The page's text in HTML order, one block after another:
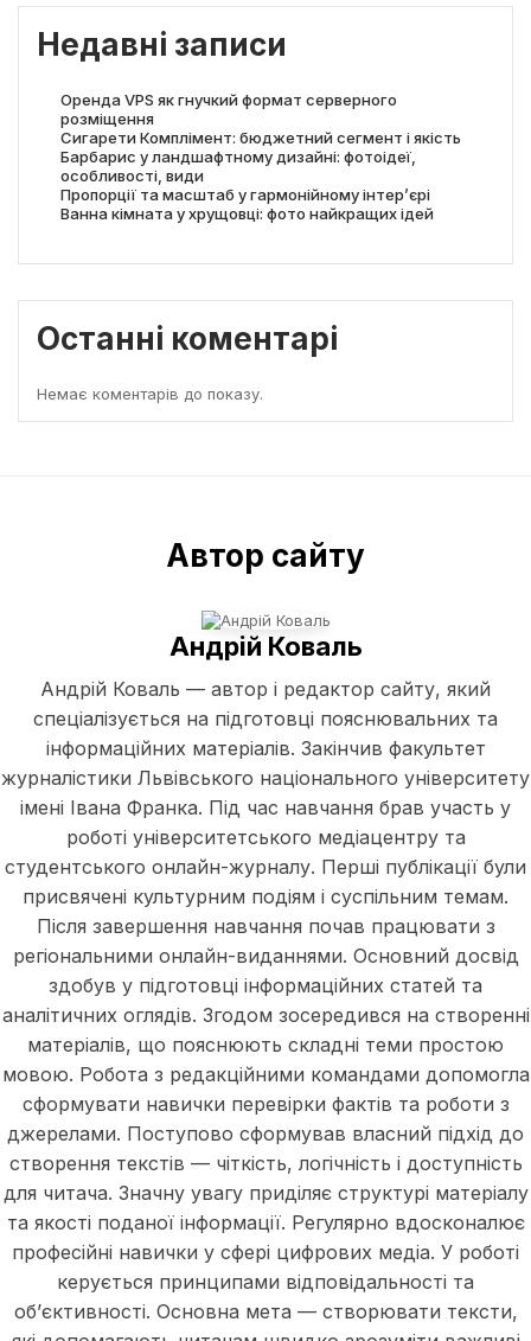
Недавні записи
Оренда VPS як гнучкий формат серверного
розміщення
Сигарети Комплімент: бюджетний сегмент і якість
Барбарис у ландшафтному дизайні: фотоідеї,
особливості, види
Пропорції та масштаб у гармонійному інтер’єрі
Ванна кімната у хрущовці: фото найкращих ідей
Останні коментарі
Немає коментарів до показу.
Автор сайту
Андрій Коваль
Андрій Коваль — автор і редактор сайту, який
спеціалізується на підготовці пояснювальних та
інформаційних матеріалів. Закінчив факультет
журналістики Львівського національного університету
імені Івана Франка. Під час навчання брав участь у
роботі університетського медіацентру та
студентського онлайн-журналу. Перші публікації були
присвячені культурним подіям і суспільним темам.
Після завершення навчання почав працювати з
регіональними онлайн-виданнями. Основний досвід
здобув у підготовці інформаційних статей та
аналітичних оглядів. Згодом зосередився на створенні
матеріалів, що пояснюють складні теми простою
мовою. Робота з редакційними командами допомогла
сформувати навички перевірки фактів та роботи з
джерелами. Поступово сформував власний підхід до
створення текстів — чіткість, логічність і доступність
для читача. Значну увагу приділяє структурі матеріалу
та якості поданої інформації. Регулярно вдосконалює
професійні навички у сфері цифрових медіа. У роботі
керується принципами відповідальності та
об’єктивності. Основна мета — створювати тексти,